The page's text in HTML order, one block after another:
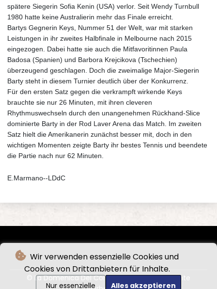
Wir verwenden essenzielle Cookies und
Cookies von Drittanbietern für Inhalte.
Nur essenzielle Alles akzeptieren
spätere Siegerin Sofia Kenin (USA) verlor. Seit Wendy Turnbull
1980 hatte keine Australierin mehr das Finale erreicht.
Bartys Gegnerin Keys, Nummer 51 der Welt, war mit starken
Leistungen in ihr zweites Halbfinale in Melbourne nach 2015
eingezogen. Dabei hatte sie auch die Mitfavoritinnen Paula
Badosa (Spanien) und Barbora Krejcikova (Tschechien)
überzeugend geschlagen. Doch die zweimalige Major-Siegerin
Barty steht in diesem Turnier deutlich über der Konkurrenz.
Für den ersten Satz gegen die verkrampft wirkende Keys
brauchte sie nur 26 Minuten, mit ihren cleveren
Rhythmuswechseln durch den unangenehmen Rückhand-Slice
dominierte Barty in der Rod Laver Arena das Match. Im zweiten
Satz hielt die Amerikanerin zunächst besser mit, doch in den
wichtigen Momenten zeigte Barty ihr bestes Tennis und beendete
die Partie nach nur 62 Minuten.
E.Marmano--LDdC
© La Domenica Del Corriere - 2026 - Alle Rechte